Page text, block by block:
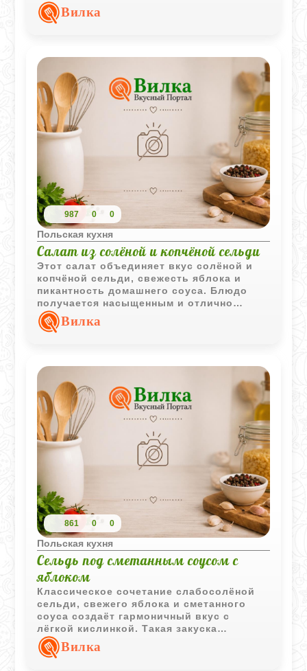
Простое сочетание продуктов даёт
насыщенный вкус и аппетитную подачу.
Вилка
987 0 0
Польская кухня
Салат из солёной и копчёной сельди
Этот салат объединяет вкус солёной и
копчёной сельди, свежесть яблока и
пикантность домашнего соуса. Блюдо
получается насыщенным и отлично
сочетается с горячим картофелем или
хрустящим хлебом.
Вилка
861 0 0
Польская кухня
Сельдь под сметанным соусом с
яблоком
Классическое сочетание слабосолёной
сельди, свежего яблока и сметанного
соуса создаёт гармоничный вкус с
лёгкой кислинкой. Такая закуска
подходит как для повседневного меню,
так и для праздничного стола.
Вилка